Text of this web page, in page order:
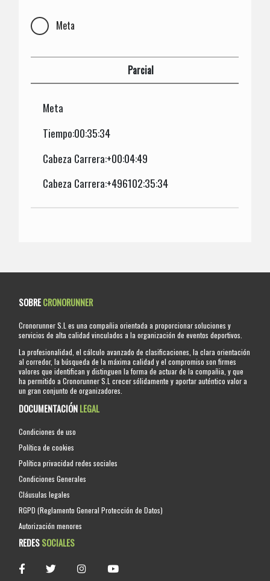
Meta
Parcial
Meta
Tiempo:00:35:34
Cabeza Carrera:+00:04:49
Cabeza Carrera:+496102:35:34
SOBRECRONORUNNER
Cronorunner S.L es una compañia orientada a proporcionar soluciones y
servicios de alta calidad vinculados a la organización de eventos deportivos.
La profesionalidad, el cálculo avanzado de clasificaciones, la clara orientación
al corredor, la búsqueda de la máxima calidad y el compromiso son firmes
valores que identifican y distinguen la forma de actuar de la compañia, y que
ha permitido a Cronorunner S.L crecer sólidamente y aportar auténtico valor a
un gran conjunto de organizadores.
DOCUMENTACIÓNLEGAL
Condiciones de uso
Política de cookies
Política privacidad redes sociales
Condiciones Generales
Cláusulas legales
RGPD (Reglamento General Protección de Datos)
Autorización menores
REDESSOCIALES